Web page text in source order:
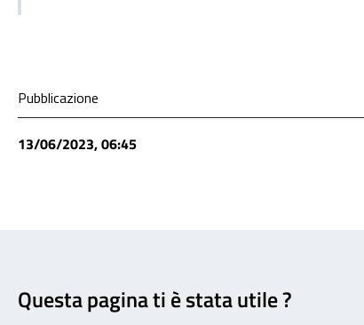
Condivisione social
Pubblicazione
13/06/2023, 06:45
Questa pagina ti è stata utile ?